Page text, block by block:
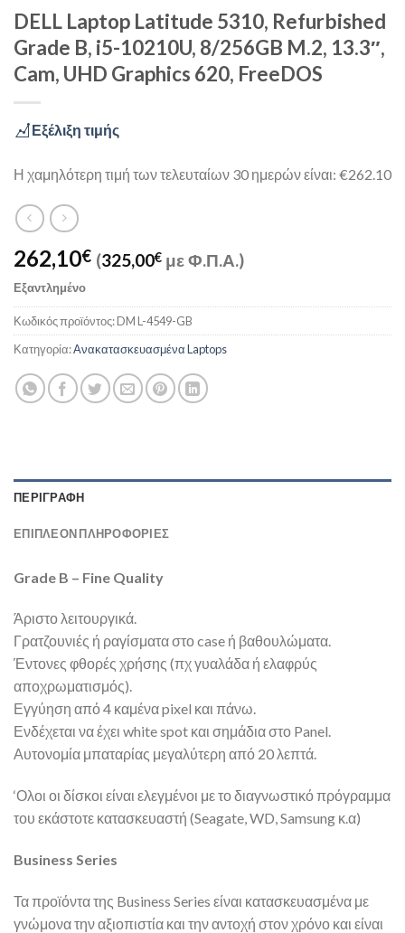
DELL Laptop Latitude 5310, Refurbished
Grade B, i5-10210U, 8/256GB M.2, 13.3″,
Cam, UHD Graphics 620, FreeDOS
Εξέλιξη τιμής
Η χαμηλότερη τιμή των τελευταίων 30 ημερών είναι: €262.10
262,10€ (325,00€ με Φ.Π.Α.)
Εξαντλημένο
Κωδικός προϊόντος:DM L-4549-GB
Κατηγορία:Ανακατασκευασμένα Laptops
ΠΕΡΙΓΡΑΦΉ
ΕΠΙΠΛΈΟΝ ΠΛΗΡΟΦΟΡΊΕΣ
Grade B – Fine Quality
Άριστο λειτουργικά.
Γρατζουνιές ή ραγίσματα στο case ή βαθουλώματα.
Έντονες φθορές χρήσης (πχ γυαλάδα ή ελαφρύς
αποχρωματισμός).
Εγγύηση από 4 καμένα pixel και πάνω.
Ενδέχεται να έχει white spot και σημάδια στο Panel.
Αυτονομία μπαταρίας μεγαλύτερη από 20 λεπτά.
‘Ολοι οι δίσκοι είναι ελεγμένοι με το διαγνωστικό πρόγραμμα
του εκάστοτε κατασκευαστή (Seagate, WD, Samsung κ.α)
Business Series
Τα προϊόντα της Business Series είναι κατασκευασμένα με
γνώμονα την αξιοπιστία και την αντοχή στον χρόνο και είναι